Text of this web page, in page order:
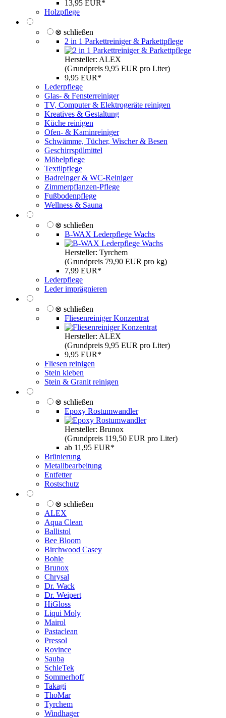
13,95 EUR*
Holzpflege
⊗ schließen
2 in 1 Parkettreiniger & Parkettpflege
Hersteller: ALEX
(Grundpreis 9,95 EUR pro Liter)
9,95 EUR*
Lederpflege
Glas- & Fensterreiniger
TV, Computer & Elektrogeräte reinigen
Kreatives & Gestaltung
Küche reinigen
Ofen- & Kaminreiniger
Schwämme, Tücher, Wischer & Besen
Geschirrspülmittel
Möbelpflege
Textilpflege
Badreinger & WC-Reiniger
Zimmerpflanzen-Pflege
Fußbodenpflege
Wellness & Sauna
⊗ schließen
B-WAX Lederpflege Wachs
Hersteller: Tyrchem
(Grundpreis 79,90 EUR pro kg)
7,99 EUR*
Lederpflege
Leder imprägnieren
⊗ schließen
Fliesenreiniger Konzentrat
Hersteller: ALEX
(Grundpreis 9,95 EUR pro Liter)
9,95 EUR*
Fliesen reinigen
Stein kleben
Stein & Granit reinigen
⊗ schließen
Epoxy Rostumwandler
Hersteller: Brunox
(Grundpreis 119,50 EUR pro Liter)
ab 11,95 EUR*
Brünierung
Metallbearbeitung
Entfetter
Rostschutz
⊗ schließen
ALEX
Aqua Clean
Ballistol
Bee Bloom
Birchwood Casey
Bohle
Brunox
Chrysal
Dr. Wack
Dr. Weipert
HiGloss
Liqui Moly
Mairol
Pastaclean
Pressol
Rovince
Sauba
SchleTek
Sommerhoff
Takagi
ThoMar
Tyrchem
Windhager